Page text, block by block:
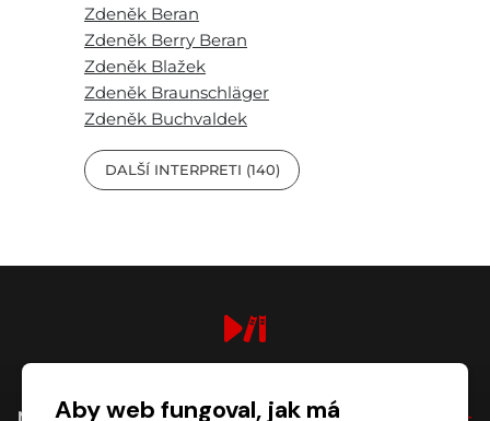
Zdeněk Beran
Zdeněk Berry Beran
Zdeněk Blažek
Zdeněk Braunschläger
Zdeněk Buchvaldek
DALŠÍ INTERPRETI (140)
NÁKUPAby web fungoval, jak má